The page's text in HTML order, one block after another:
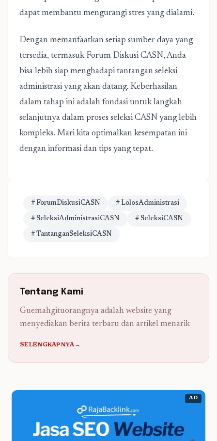
dapat membantu mengurangi stres yang dialami.
Dengan memanfaatkan setiap sumber daya yang
tersedia, termasuk Forum Diskusi CASN, Anda
bisa lebih siap menghadapi tantangan seleksi
administrasi yang akan datang. Keberhasilan
dalam tahap ini adalah fondasi untuk langkah
selanjutnya dalam proses seleksi CASN yang lebih
kompleks. Mari kita optimalkan kesempatan ini
dengan informasi dan tips yang tepat.
# ForumDiskusiCASN # LolosAdministrasi
# SeleksiAdministrasiCASN # SeleksiCASN
# TantanganSeleksiCASN
Tentang Kami
Guemahgituorangnya adalah website yang
menyediakan berita terbaru dan artikel menarik
SELENGKAPNYA→
AD